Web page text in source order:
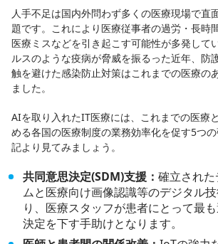
人手不足は国内外問わず多くの医療現場で直
題です。これにより医療従事者の過労・長時
医療ミスなどを引き起こす可能性が多発して
ルスのような疫病が脅威を振るった近年、防
触を避けた感染防止対策はこれまでの医療の
ました。
AIを取り入れたIT医療には、これまでの医療
める各国の医療制度の業務効率化を促す5つ
記より見てみましょう。
共同意思決定(SDM)支援：確立され
ムと医療向け画像認識等のデジタル
り、医療スタッフが患者にとって最
決定を下す手助けとなります。